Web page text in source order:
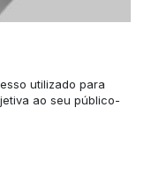
utilizado para
ao seu público-